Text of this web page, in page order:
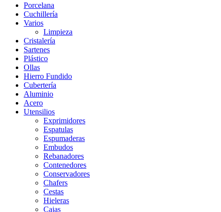
Porcelana
Cuchillería
Varios
Limpieza
Cristalería
Sartenes
Plástico
Ollas
Hierro Fundido
Cubertería
Aluminio
Acero
Utensilios
Exprimidores
Espatulas
Espumaderas
Embudos
Rebanadores
Contenedores
Conservadores
Chafers
Cestas
Hieleras
Cajas